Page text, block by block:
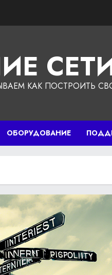
КАК ПОСТРОИТЬ
ОБОРУДОВАНИЕ